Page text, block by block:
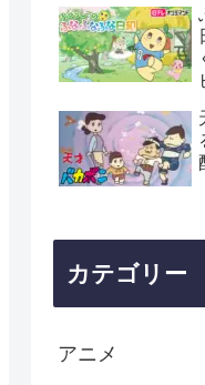
カテゴリー
アニメ